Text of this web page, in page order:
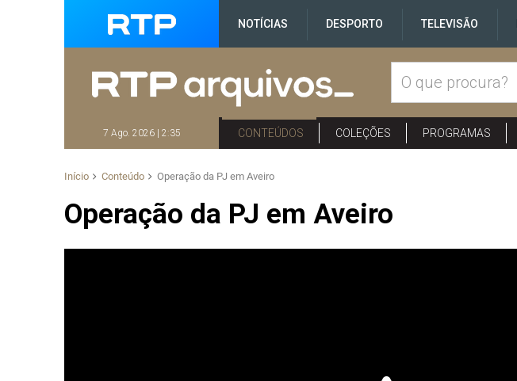
NOTÍCIAS DESPORTO TELEVISÃO
7 Ago. 2026 | 2:35 CONTEÚDOS COLEÇÕES PROGRAMAS
Início Conteúdo Operação da PJ em Aveiro
Operação da PJ em Aveiro